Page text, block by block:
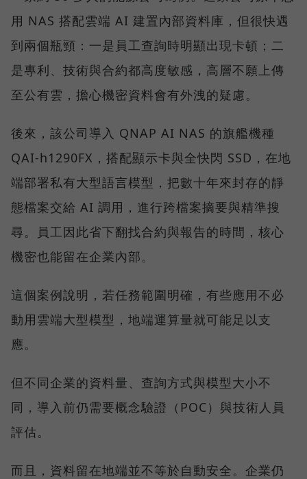
用 NAS 搭配雲端 AI 建置內部資料庫，但很快遇
到兩個瓶頸：一是員工查詢時明顯出現卡頓；二
是專利、技術與合約都高度敏感，高層不願上傳
至公有雲，擔心機密資料會有外洩的疑慮。
後來，該公司導入 QNAP AI NAS 的旗艦機種
QAI-h1290FX，搭配顯示卡與全快閃 SSD，在地
端部署私有大型語言模型，把數十年來封存的靜
態檔案交給 AI 調用，進行跨檔案摘要與精準搜
尋。員工因此省下翻找合約與報告的時間，核心
機密也能留在企業內部。
這個案例說明，若任務範圍明確，有些應用不必
動用雲端大型模型，地端運算量就可能足以支
應。
但不同企業的資料量、查詢方式與模型大小不
同，導入前仍需要概念驗證（POC）與技術人員
評估。
而且，資料留在地端並不等於自動安全。企業仍